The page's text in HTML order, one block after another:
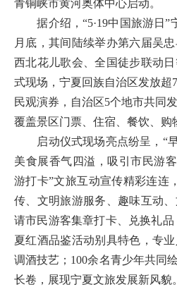
青铜峡市黄河奥体中心启动。
据介绍，“5·19中国旅游日”
月底，其间陆续举办第六届吴
西北花儿歌会、全国徒步联动
式现场，宁夏回族自治区发放超
民观演券，自治区5个地市共同
覆盖景区门票、住宿、餐饮、购
启动仪式现场亮点纷呈，“早
美食展香气四溢，吸引市民游
游打卡”文旅互动宣传精彩连连
传、文明旅游服务、趣味互动
请市民游客集章打卡、兑换礼品
夏红酒品鉴活动别具特色，专
调酒技艺；100余名青少年共同
长卷，展现宁夏文旅发展新风貌。